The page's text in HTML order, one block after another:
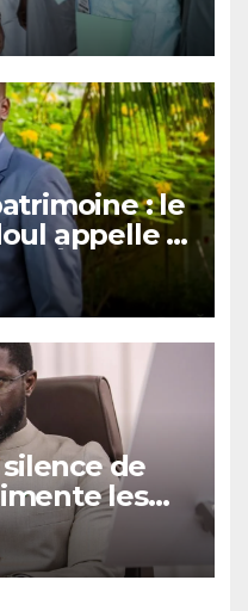
l’extérieur
: le
appelle à
« État
silence de
les